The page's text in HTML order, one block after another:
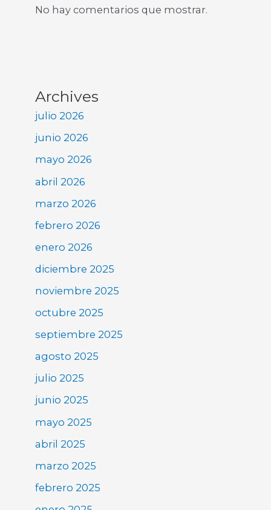
No hay comentarios que mostrar.
Archives
julio 2026
junio 2026
mayo 2026
abril 2026
marzo 2026
febrero 2026
enero 2026
diciembre 2025
noviembre 2025
octubre 2025
septiembre 2025
agosto 2025
julio 2025
junio 2025
mayo 2025
abril 2025
marzo 2025
febrero 2025